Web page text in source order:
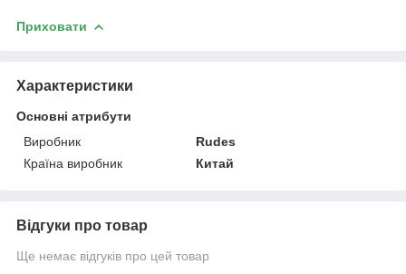
Приховати
Характеристики
Основні атрибути
Виробник
Rudes
Країна виробник
Китай
Відгуки про товар
Ще немає відгуків про цей товар